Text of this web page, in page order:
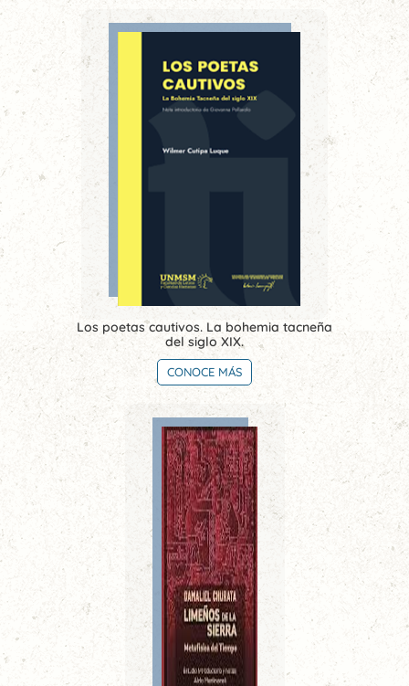
Los poetas cautivos. La bohemia tacneña
del siglo XIX.
CONOCE MÁS